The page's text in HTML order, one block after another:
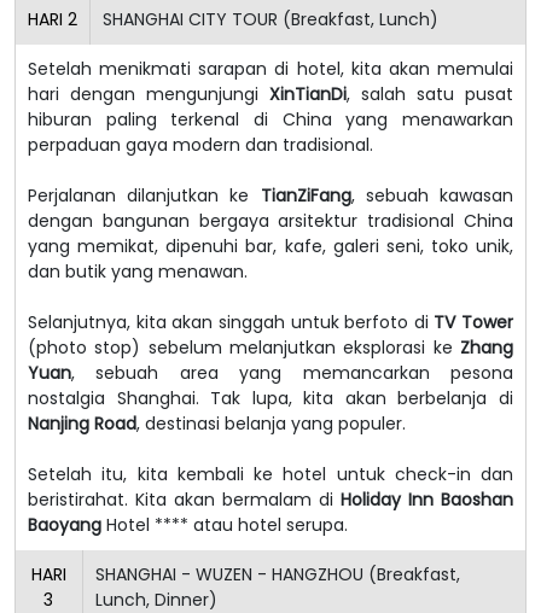
HARI 2 SHANGHAI CITY TOUR (Breakfast, Lunch)
Setelah menikmati sarapan di hotel, kita akan memulai
hari dengan mengunjungi XinTianDi, salah satu pusat
hiburan paling terkenal di China yang menawarkan
perpaduan gaya modern dan tradisional.
Perjalanan dilanjutkan ke TianZiFang, sebuah kawasan
dengan bangunan bergaya arsitektur tradisional China
yang memikat, dipenuhi bar, kafe, galeri seni, toko unik,
dan butik yang menawan.
Selanjutnya, kita akan singgah untuk berfoto di TV Tower
(photo stop) sebelum melanjutkan eksplorasi ke Zhang
Yuan, sebuah area yang memancarkan pesona
nostalgia Shanghai. Tak lupa, kita akan berbelanja di
Nanjing Road, destinasi belanja yang populer.
Setelah itu, kita kembali ke hotel untuk check-in dan
beristirahat. Kita akan bermalam di Holiday Inn Baoshan
Baoyang Hotel **** atau hotel serupa.
HARI
3
SHANGHAI - WUZEN - HANGZHOU (Breakfast,
Lunch, Dinner)